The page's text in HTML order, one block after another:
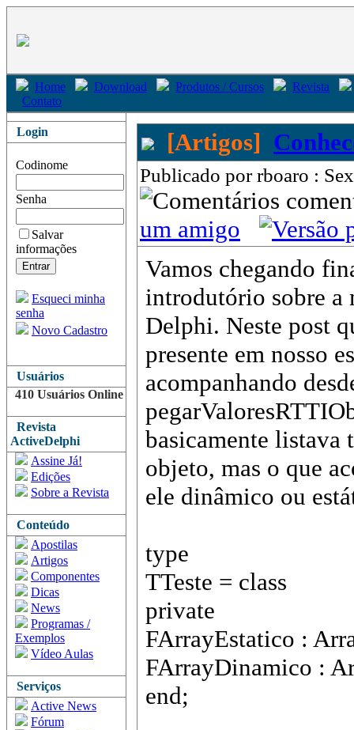
Home Download Produtos / Cursos
Revista
Contato
Login
Codinome
Senha
Salvar
informações
Esqueci minha
senha
Novo Cadastro
Usuários
410 Usuários Online
Revista
ActiveDelphi
Assine Já!
Edições
Sobre a Revista
Conteúdo
Apostilas
Artigos
Componentes
Dicas
News
Programas /
Exemplos
Vídeo Aulas
Serviços
Active News
Fórum
[Artigos]
Publicado por rboaro :
um amigo
Vamos chegando
introdutório sobre a
Delphi. Neste post
presente em nosso
acompanhando
basicamente listava
objeto, mas o que
ele dinâmico ou
type
TTeste = class
private
FArrayEstatico :
FArrayDinamico :
end;